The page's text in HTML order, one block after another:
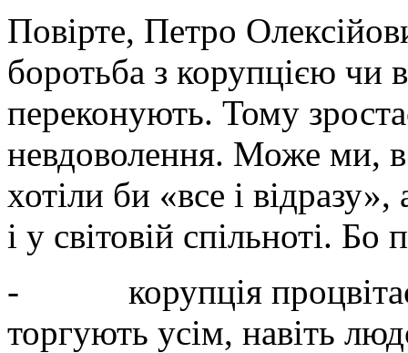
Повірте, Петро
боротьба з корупцією чи
переконують. Тому
невдоволення. Може ми, в
хотіли би «все і
і у світовій спільноті.
- корупція процвітає,
торгують усім, навіть